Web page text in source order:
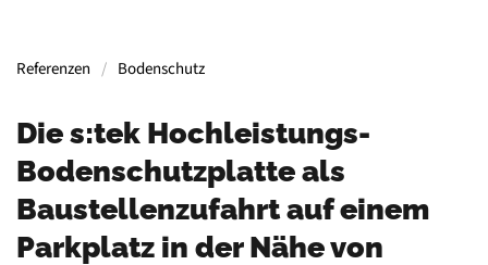
Referenzen Bodenschutz
Die s:tek Hochleistungs-
Bodenschutzplatte als
Baustellenzufahrt auf einem
Parkplatz in der Nähe von